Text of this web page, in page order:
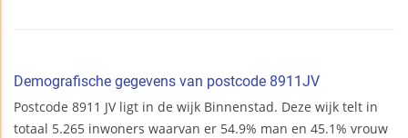
Demografische gegevens van postcode 8911JV
Postcode 8911 JV ligt in de wijk Binnenstad. Deze wijk telt in
totaal 5.265 inwoners waarvan er 54.9% man en 45.1% vrouw